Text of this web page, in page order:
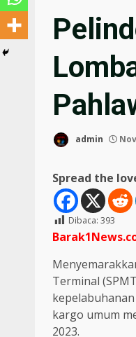
admin
Spread the
Dibaca: 393
Terminal
kargo umum
2023.